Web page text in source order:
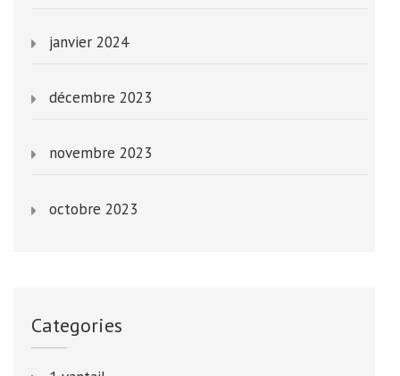
janvier 2024
décembre 2023
novembre 2023
octobre 2023
Categories